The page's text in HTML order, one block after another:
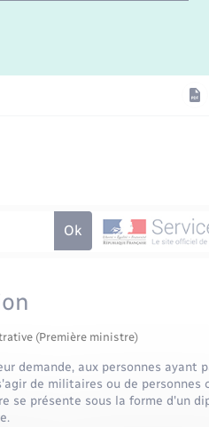
(Première ministre)
demande, aux personnes ayant
de militaires ou de personnes
se présente sous la forme d'un